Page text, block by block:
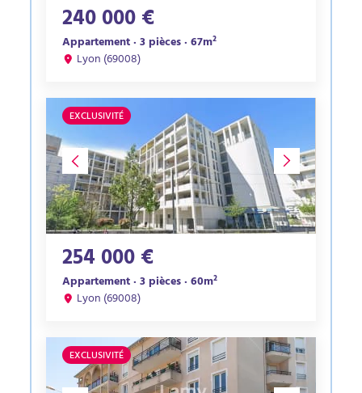
240 000 €
Appartement · 3 pièces · 67m²
Lyon (69008)
EXCLUSIVITÉ
254 000 €
Appartement · 3 pièces · 60m²
Lyon (69008)
EXCLUSIVITÉ